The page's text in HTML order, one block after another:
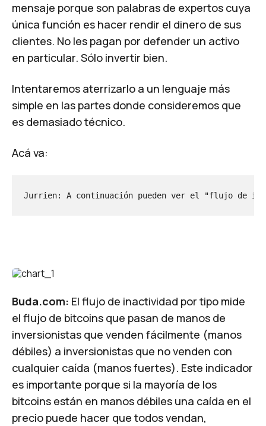
mensaje porque son palabras de expertos cuya
única función es hacer rendir el dinero de sus
clientes. No les pagan por defender un activo
en particular. Sólo invertir bien.
Intentaremos aterrizarlo a un lenguaje más
simple en las partes donde consideremos que
es demasiado técnico.
Acá va:
Jurrien: A continuación pueden ver el "flujo de
Buda.com: El flujo de inactividad por tipo mide
el flujo de bitcoins que pasan de manos de
inversionistas que venden fácilmente (manos
débiles) a inversionistas que no venden con
cualquier caída (manos fuertes). Este indicador
es importante porque si la mayoría de los
bitcoins están en manos débiles una caída en el
precio puede hacer que todos vendan,